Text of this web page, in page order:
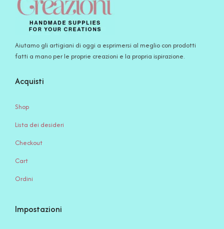
Aiutamo gli artigiani di oggi a esprimersi al meglio con prodotti
fatti a mano per le proprie creazioni e la propria ispirazione.
Acquisti
Shop
Lista dei desideri
Checkout
Cart
Ordini
Impostazioni